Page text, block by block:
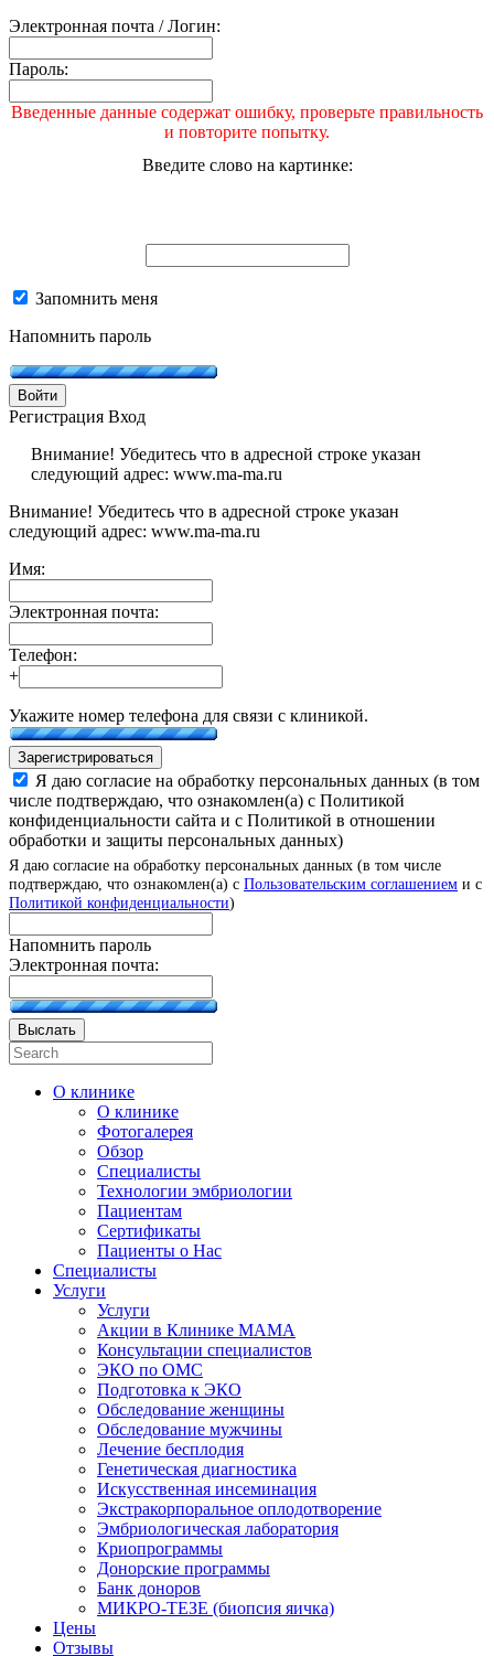
Электронная почта / Логин:
Пароль:
Введенные данные содержат ошибку, проверьте правильность
и повторите попытку.
Введите слово на картинке:
Запомнить меня
Напомнить пароль
Войти
Регистрация Вход
Внимание! Убедитесь что в адресной строке указан
следующий адрес: www.ma-ma.ru
Внимание! Убедитесь что в адресной строке указан
следующий адрес: www.ma-ma.ru
Имя:
Электронная почта:
Телефон:
+
Укажите номер телефона для связи с клиникой.
Зарегистрироваться
Я даю согласие на обработку персональных данных (в том
числе подтверждаю, что ознакомлен(а) с Политикой
конфиденциальности сайта и с Политикой в отношении
обработки и защиты персональных данных)
Я даю согласие на обработку персональных данных (в том числе
подтверждаю, что ознакомлен(а) с Пользовательским соглашением и с
Политикой конфиденциальности)
Напомнить пароль
Электронная почта:
Выслать
О клинике
О клинике
Фотогалерея
Обзор
Специалисты
Технологии эмбриологии
Пациентам
Сертификаты
Пациенты о Нас
Специалисты
Услуги
Услуги
Акции в Клинике МАМА
Консультации специалистов
ЭКО по ОМС
Подготовка к ЭКО
Обследование женщины
Обследование мужчины
Лечение бесплодия
Генетическая диагностика
Искусственная инсеминация
Экстракорпоральное оплодотворение
Эмбриологическая лаборатория
Криопрограммы
Донорские программы
Банк доноров
МИКРО-ТЕЗЕ (биопсия яичка)
Цены
Отзывы